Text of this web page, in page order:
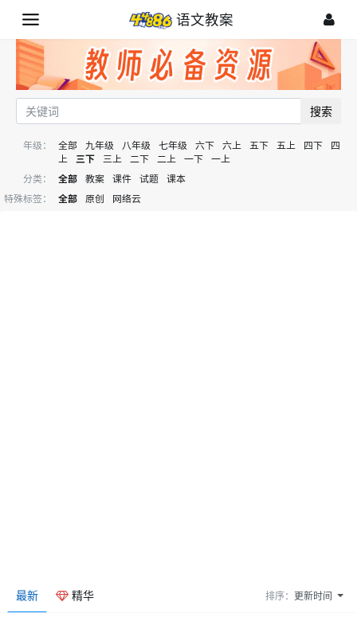
语文教案
搜索
年级： 全部 九年级 八年级 七年级 六下 六上 五下 五上 四下
四
上
三下 三上 二下 二上 一下
一上
分类：
全部 教案 课件 试题
课本
特殊标签：
全部 原创 网络云
最新 精华 排序：更新时间